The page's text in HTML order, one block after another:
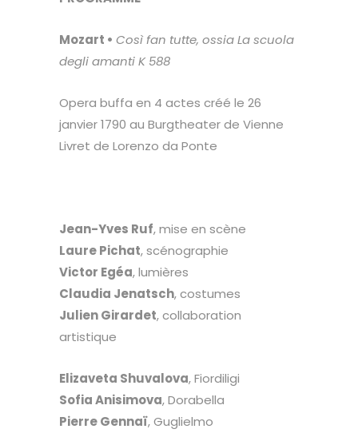
Mozart • Così fan tutte, ossia La scuola
degli amanti K 588
Opera buffa en 4 actes créé le 26
janvier 1790 au Burgtheater de Vienne
Livret de Lorenzo da Ponte
Jean-Yves Ruf, mise en scène
Laure Pichat, scénographie
Victor Egéa, lumières
Claudia Jenatsch, costumes
Julien Girardet, collaboration
artistique
Elizaveta Shuvalova, Fiordiligi
Sofia Anisimova, Dorabella
Pierre Gennaï, Guglielmo